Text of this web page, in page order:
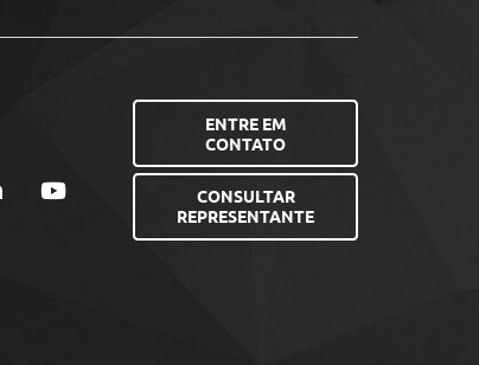
ENTRE EM
CONTATO
CONSULTAR
REPRESENTANTE